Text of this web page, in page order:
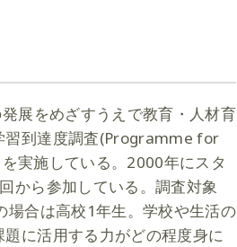
展をめざすうえで教育・人材育
習到達度調査(Programme for
実施している。2000年にスタ
から参加している。調査対象
場合は高校1年生。学校や生活の
に活用する力がどの程度身に